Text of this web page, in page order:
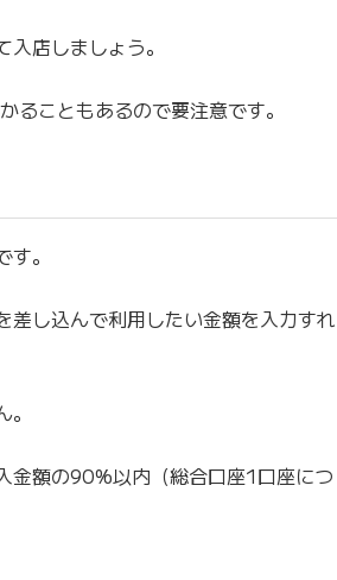
店しましょう。
こともあるので要注意です。
。
し込んで利用したい金額を入力すれ
金額の90%以内（総合口座1口座につ